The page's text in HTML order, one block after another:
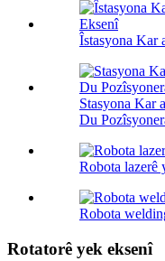
Îstasyona Kar
Stasyona Kar
Du
Robota lazerê
Robota
Rotatorê yek eksenî